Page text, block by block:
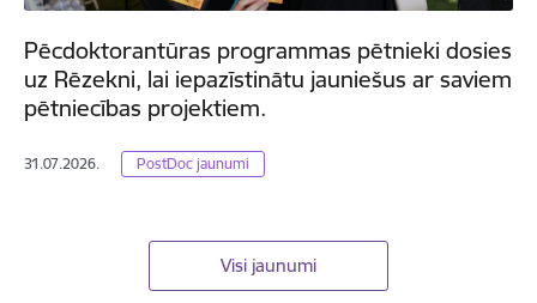
Pēcdoktorantūras programmas pētnieki dosies
uz Rēzekni, lai iepazīstinātu jauniešus ar saviem
pētniecības projektiem.
31.07.2026. PostDoc jaunumi
Visi jaunumi